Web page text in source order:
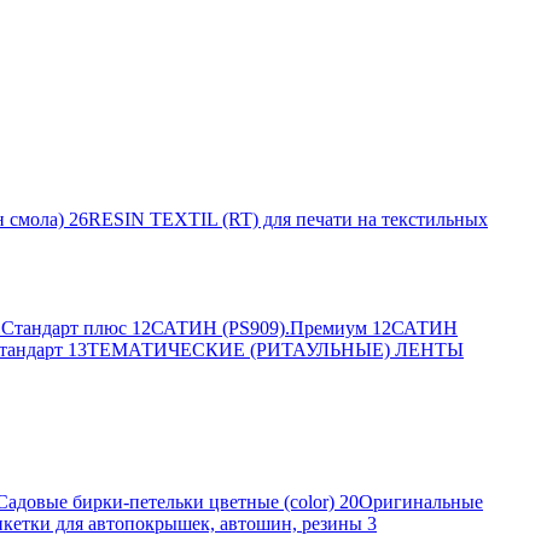
смола) 26RESIN TEXTIL (RT) для печати на текстильных
плюс 12САТИН (PS909).Премиум 12САТИН
13ТЕМАТИЧЕСКИЕ (РИТАУЛЬНЫЕ) ЛЕНТЫ
бирки-петельки цветные (color) 20Оригинальные
для автопокрышек, автошин, резины 3